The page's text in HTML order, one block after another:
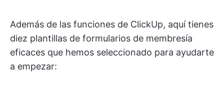
Además de las funciones de ClickUp, aquí tienes
diez plantillas de formularios de membresía
eficaces que hemos seleccionado para ayudarte
a empezar: